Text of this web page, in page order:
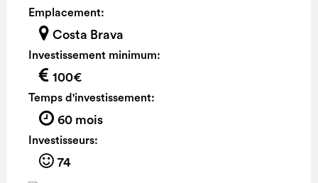
Emplacement:
Costa Brava
Investissement minimum:
100€
Temps d'investissement:
60 mois
Investisseurs:
74